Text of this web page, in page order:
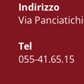
Indirizzo
Via
Tel
055-41.65.15